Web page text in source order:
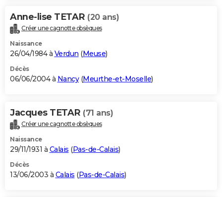
Anne-lise TETAR (20 ans)
Créer une cagnotte obsèques
Naissance
26/04/1984 à Verdun (Meuse)
Décès
06/06/2004 à Nancy(Meurthe-et-Moselle)
Jacques TETAR (71 ans)
Créer une cagnotte obsèques
Naissance
29/11/1931 à Calais (Pas-de-Calais)
Décès
13/06/2003 à Calais (Pas-de-Calais)